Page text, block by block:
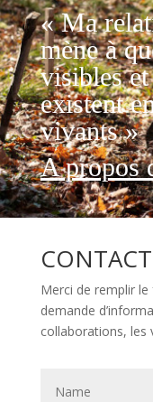
« Ma
mène à
visibles
existent
vivants »
Apropos
CONTACT
Merci de remplir
demande
collaborations, les